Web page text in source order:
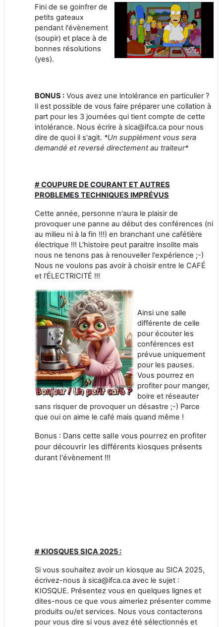
Fini de se goinfrer de
petits gateaux
pendant l'évènement
(soupir) et place à de
bonnes résolutions
(yes).
BONUS : Vous avez une intolérance en particulier ?
Il est possible de vous faire préparer une collation à
part pour les 3 journées qui tient compte de cette
intolérance. Nous écrire à sica@ifca.ca pour nous
dire de quoi il s'agit. *Un supplément vous sera
demandé et reversé directement au traiteur*
# COUPURE DE COURANT ET AUTRES
PROBLEMES TECHNIQUES IMPRÉVUS
Cette année, personne n'aura le plaisir de
provoquer une panne au début des conférences (ni
au milieu ni à la fin !!!) en branchant une cafétière
électrique !!! L'histoire peut paraitre insolite mais
nous ne tenons pas à renouveller l'expérience ;-)
Nous ne voulons pas avoir à choisir entre le CAFÉ
et l'ÉLECTRICITÉ !!!
Ainsi une salle
différente de celle
pour écouter les
conférences est
prévue uniquement
pour les pauses.
Vous pourrez en
profiter pour manger,
boire et réseauter
sans risquer de provoquer un désastre ;-) Parce
que oui on aime le café mais quand même !
Bonus : Dans cette salle vous pourrez en profiter
pour découvrir les différents kiosques présents
durant l'évènement !!!
# KIOSQUES SICA 2025 :
Si vous souhaitez avoir un kiosque au SICA 2025,
écrivez-nous à sica@ifca.ca avec le sujet :
KIOSQUE. Présentez vous en quelques lignes et
dites-nous ce que vous aimeriez présenter comme
produits ou/et services. Nous vous contacterons
pour vous dire si vous avez été sélectionnés et